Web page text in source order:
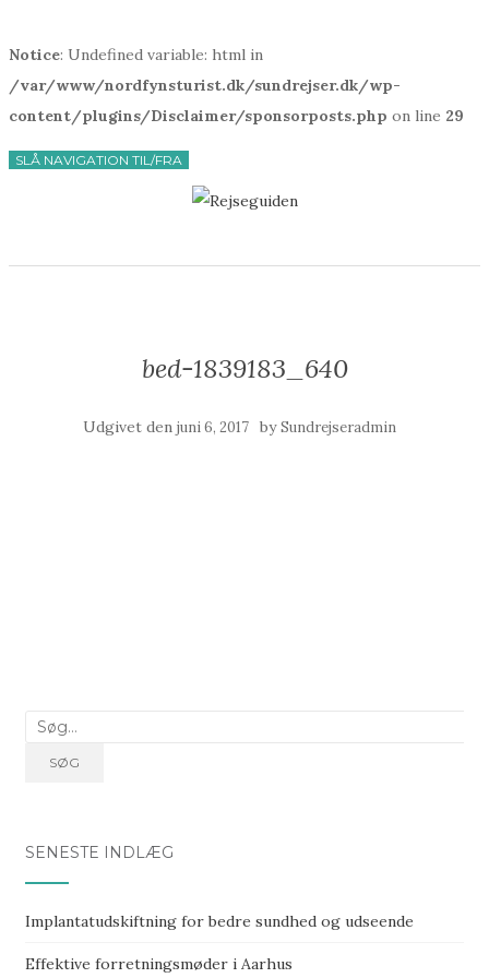
Notice: Undefined variable: html in
/var/www/nordfynsturist.dk/sundrejser.dk/wp-
content/plugins/Disclaimer/sponsorposts.php on line 29
SLÅ NAVIGATION TIL/FRA
bed-1839183_640
Udgivet den juni 6, 2017 bySundrejseradmin
Søg
efter:SØG
SENESTE INDLÆG
Implantatudskiftning for bedre sundhed og udseende
Effektive forretningsmøder i Aarhus